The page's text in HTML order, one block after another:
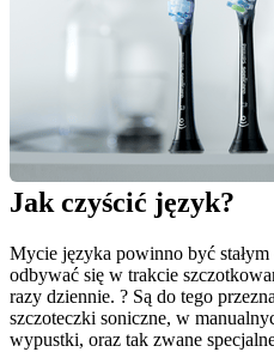
Jak czyścić język?
Mycie języka powinno być
odbywać się w trakcie
razy dziennie. ? Są do tego
szczoteczki soniczne, w
wypustki, oraz tak zwane